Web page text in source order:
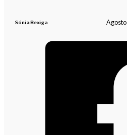
Sónia Bexiga Agosto